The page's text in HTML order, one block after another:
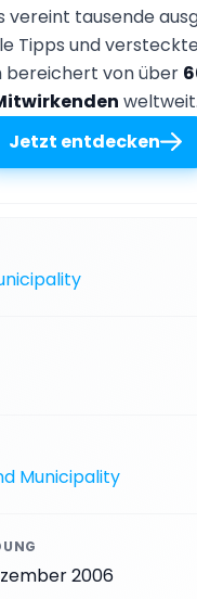
vereint tausende
Tipps und
bereichert von über
weltweit.
Jetzt entdecken
Municipality
2006